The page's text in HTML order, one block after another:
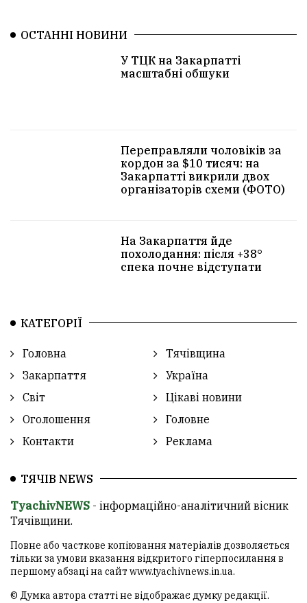
ОСТАННІ НОВИНИ
У ТЦК на Закарпатті
масштабні обшуки
Переправляли чоловіків за
кордон за $10 тисяч: на
Закарпатті викрили двох
організаторів схеми (ФОТО)
На Закарпаття йде
похолодання: після +38°
спека почне відступати
КАТЕГОРІЇ
Головна
Тячівщина
Закарпаття
Україна
Світ
Цікаві новини
Оголошення
Головне
Контакти
Реклама
ТЯЧІВ NEWS
TyachivNEWS - інформаційно-аналітичний вісник
Тячівщини.
Повне або часткове копіювання матеріалів дозволяється
тільки за умови вказання відкритого гіперпосилання в
першому абзаці на сайт www.tyachivnews.in.ua.
© Думка автора статті не відображає думку редакції.